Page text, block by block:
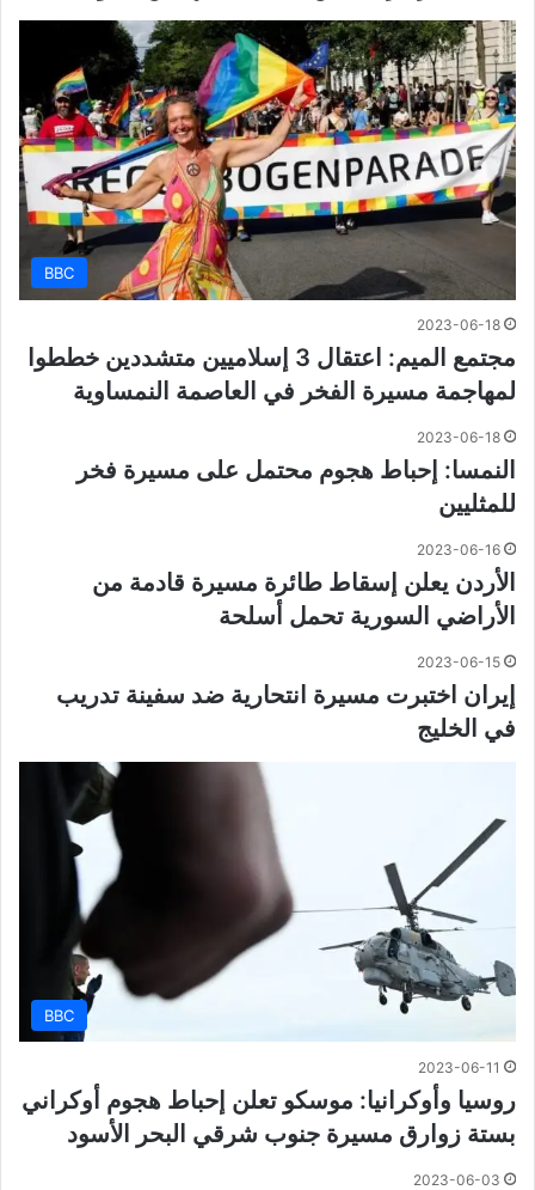
BBC
2023-06-18
مجتمع الميم: اعتقال 3 إسلاميين متشددين خططوا
لمهاجمة مسيرة الفخر في العاصمة النمساوية
2023-06-18
النمسا: إحباط هجوم محتمل على مسيرة فخر
للمثليين
2023-06-16
الأردن يعلن إسقاط طائرة مسيرة قادمة من
الأراضي السورية تحمل أسلحة
2023-06-15
إيران اختبرت مسيرة انتحارية ضد سفينة تدريب
في الخليج
BBC
2023-06-11
روسيا وأوكرانيا: موسكو تعلن إحباط هجوم أوكراني
بستة زوارق مسيرة جنوب شرقي البحر الأسود
2023-06-03